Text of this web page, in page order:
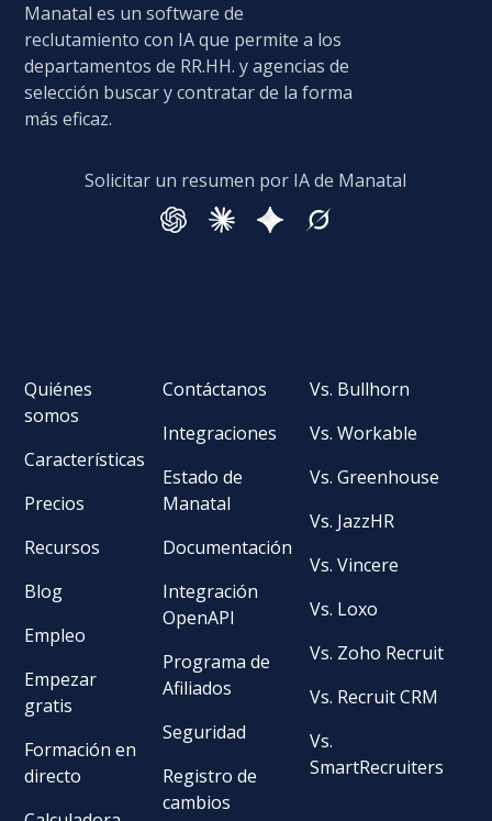
Manatal es un software de
reclutamiento con IA que permite a los
departamentos de RR.HH. y agencias de
selección buscar y contratar de la forma
más eficaz.
Solicitar un resumen por IA de Manatal
Quiénes
somos
Características
Precios
Recursos
Blog
Empleo
Empezar
gratis
Formación en
directo
Contáctanos
Integraciones
Estado de
Manatal
Documentación
Integración
OpenAPI
Programa de
Afiliados
Seguridad
Registro de
cambios
Vs. Bullhorn
Vs. Workable
Vs. Greenhouse
Vs. JazzHR
Vs. Vincere
Vs. Loxo
Vs. Zoho Recruit
Vs. Recruit CRM
Vs.
SmartRecruiters